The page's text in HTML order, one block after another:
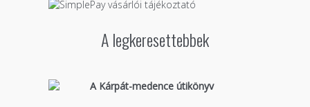
A legkeresettebbek
A Kárpát-medence útikönyv